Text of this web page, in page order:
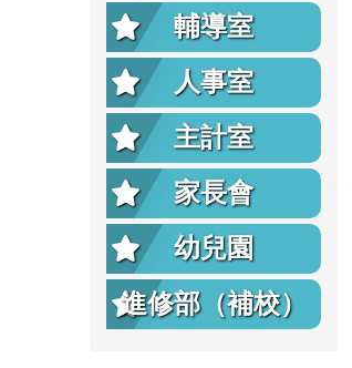
輔導室
人事室
主計室
家長會
幼兒園
進修部（補校）